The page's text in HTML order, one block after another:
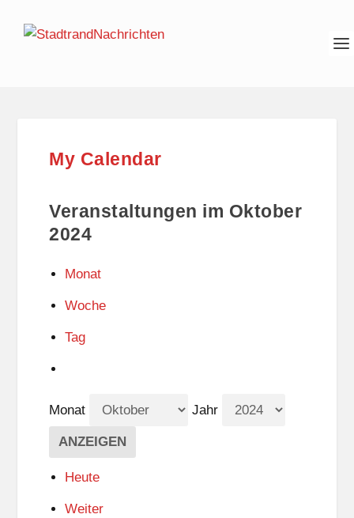
My Calendar
Veranstaltungen im Oktober
2024
Monat
Woche
Tag
Monat Jahr
Heute
Weiter